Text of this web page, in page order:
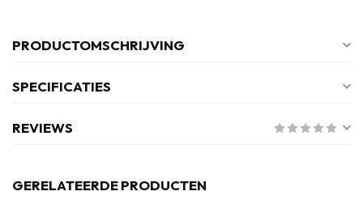
PRODUCTOMSCHRIJVING
SPECIFICATIES
REVIEWS
GERELATEERDE PRODUCTEN